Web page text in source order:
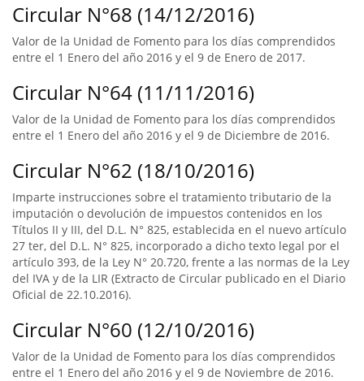
Circular N°68 (14/12/2016)
Valor de la Unidad de Fomento para los días comprendidos
entre el 1 Enero del año 2016 y el 9 de Enero de 2017.
Circular N°64 (11/11/2016)
Valor de la Unidad de Fomento para los días comprendidos
entre el 1 Enero del año 2016 y el 9 de Diciembre de 2016.
Circular N°62 (18/10/2016)
Imparte instrucciones sobre el tratamiento tributario de la
imputación o devolución de impuestos contenidos en los
Títulos II y III, del D.L. N° 825, establecida en el nuevo artículo
27 ter, del D.L. N° 825, incorporado a dicho texto legal por el
artículo 393, de la Ley N° 20.720, frente a las normas de la Ley
del IVA y de la LIR (Extracto de Circular publicado en el Diario
Oficial de 22.10.2016).
Circular N°60 (12/10/2016)
Valor de la Unidad de Fomento para los días comprendidos
entre el 1 Enero del año 2016 y el 9 de Noviembre de 2016.